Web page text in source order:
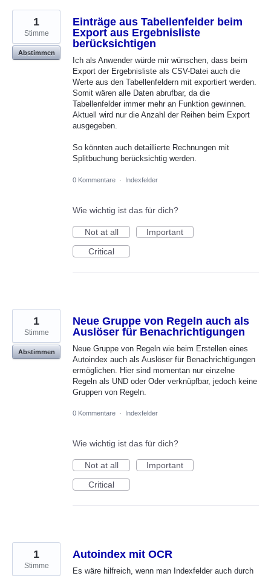
Einträge aus Tabellenfelder beim
Export aus Ergebnisliste
berücksichtigen
Ich als Anwender würde mir wünschen, dass beim
Export der Ergebnisliste als CSV-Datei auch die
Werte aus den Tabellenfeldern mit exportiert werden.
Somit wären alle Daten abrufbar, da die
Tabellenfelder immer mehr an Funktion gewinnen.
Aktuell wird nur die Anzahl der Reihen beim Export
ausgegeben.
So könnten auch detaillierte Rechnungen mit
Splitbuchung berücksichtig werden.
1
Stimme
Abstimmen
0 Kommentare · Indexfelder
Wie wichtig ist das für dich?
Not at all
Important
Critical
Neue Gruppe von Regeln auch als
Auslöser für Benachrichtigungen
Neue Gruppe von Regeln wie beim Erstellen eines
Autoindex auch als Auslöser für Benachrichtigungen
ermöglichen. Hier sind momentan nur einzelne
Regeln als UND oder Oder verknüpfbar, jedoch keine
Gruppen von Regeln.
1
Stimme
Abstimmen
0 Kommentare · Indexfelder
Wie wichtig ist das für dich?
Not at all
Important
Critical
Autoindex mit OCR
Es wäre hilfreich, wenn man Indexfelder auch durch
1
Stimme